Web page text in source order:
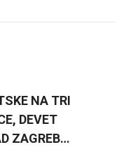
NA TRI
DEVET
ZAGREB…